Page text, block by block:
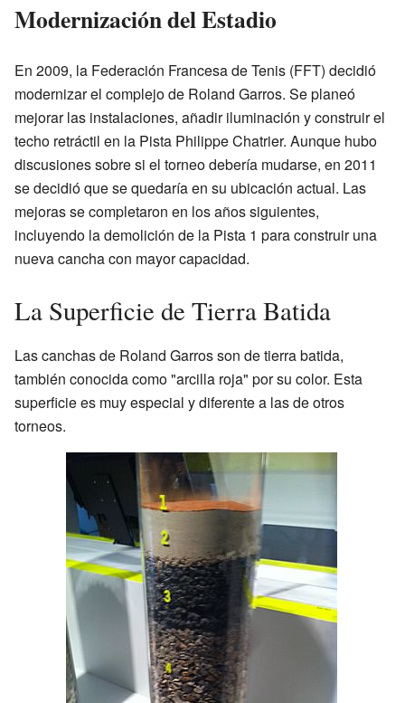
Modernización del Estadio
En 2009, la Federación Francesa de Tenis (FFT) decidió
modernizar el complejo de Roland Garros. Se planeó
mejorar las instalaciones, añadir iluminación y construir el
techo retráctil en la Pista Philippe Chatrier. Aunque hubo
discusiones sobre si el torneo debería mudarse, en 2011
se decidió que se quedaría en su ubicación actual. Las
mejoras se completaron en los años siguientes,
incluyendo la demolición de la Pista 1 para construir una
nueva cancha con mayor capacidad.
La Superficie de Tierra Batida
Las canchas de Roland Garros son de tierra batida,
también conocida como "arcilla roja" por su color. Esta
superficie es muy especial y diferente a las de otros
torneos.